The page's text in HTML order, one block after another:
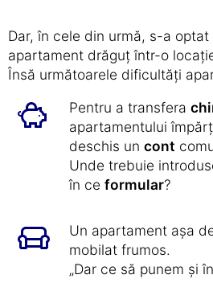
Dar, în cele din urmă, s-a optat
apartament drăguț într-o
Însă următoarele dificultăți
Pentru a transfera
apartamentului
deschis un cont
Unde trebuie
în ce formular?
Un apartament așa
mobilat frumos.
„Dar ce să punem și